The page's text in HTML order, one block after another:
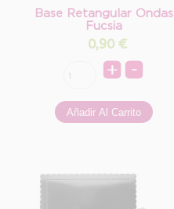
Base Retangular Ondas
Fucsia
0,90 €